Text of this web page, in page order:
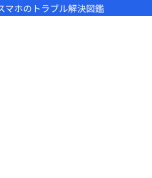
マホのトラブル解決図鑑